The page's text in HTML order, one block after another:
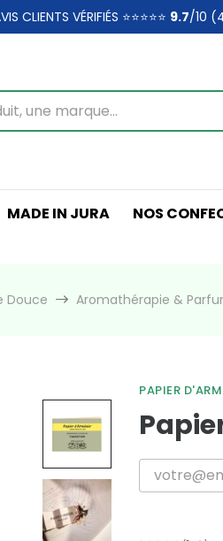
CLIENTS VÉRIFIÉS ⭐⭐⭐⭐⭐ 9.7/10
MADE IN JURA NOS
Douce Aromathérapie &
PAPIER